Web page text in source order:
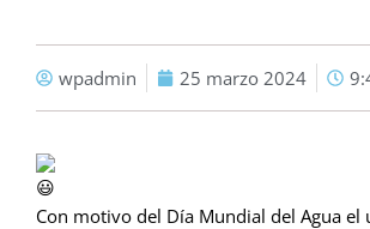
wpadmin 25 marzo 2024
Con motivo del Día Mundial del Agua